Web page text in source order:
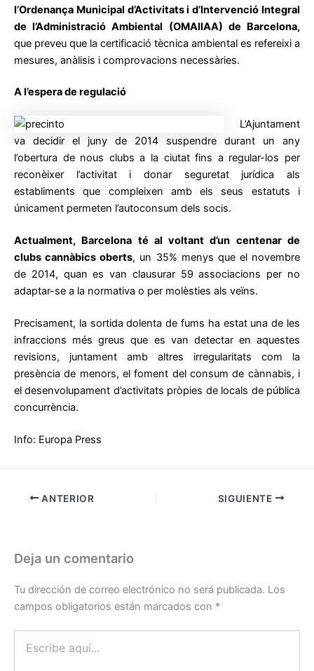
l’Ordenança Municipal d’Activitats i d’Intervenció Integral
de l’Administració Ambiental (OMAIIAA) de Barcelona,
que preveu que la certificació tècnica ambiental es refereixi a
mesures, anàlisis i comprovacions necessàries.
A l’espera de regulació
L’Ajuntament
va decidir el juny de 2014 suspendre durant un any
l’obertura de nous clubs a la ciutat fins a regular-los per
reconèixer l’activitat i donar seguretat jurídica als
establiments que compleixen amb els seus estatuts i
únicament permeten l’autoconsum dels socis.
Actualment, Barcelona té al voltant d’un centenar de
clubs cannàbics oberts, un 35% menys que el novembre
de 2014, quan es van clausurar 59 associacions per no
adaptar-se a la normativa o per molèsties als veïns.
Precisament, la sortida dolenta de fums ha estat una de les
infraccions més greus que es van detectar en aquestes
revisions, juntament amb altres irregularitats com la
presència de menors, el foment del consum de cànnabis, i
el desenvolupament d’activitats pròpies de locals de pública
concurrència.
Info: Europa Press
ANTERIOR SIGUIENTE
Deja un comentario
Tu dirección de correo electrónico no será publicada. Los
campos obligatorios están marcados con *
aquí...